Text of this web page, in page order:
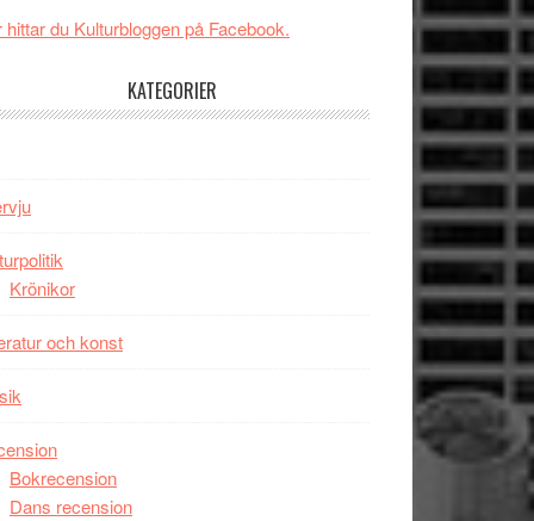
människans
imponerande
skådespelare
hittar du Kulturbloggen på Facebook.
KATEGORIER
Krönikor
och konst
Bokrecension
Dans recension